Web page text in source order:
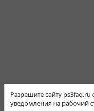
Разрешите сайту ps3faq.ru
уведомления на рабочий